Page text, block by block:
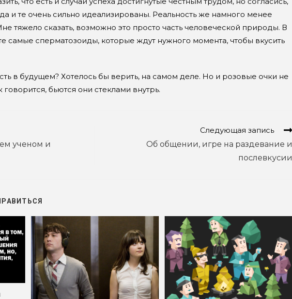
и те очень сильно идеализированы. Реальность же намного менее
тяжело сказать, возможно это просто часть человеческой природы. В
самые сперматозоиды, которые ждут нужного момента, чтобы вкусить
в будущем? Хотелось бы верить, на самом деле. Но и розовые очки не
говорится, бьются они стеклами внутрь.
ученом и
Следующая запись
Об общении, игре на раздевание и
послевкусии